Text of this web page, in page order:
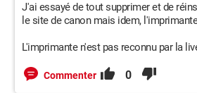
J'ai essayé de tout supprimer et de
le site de canon mais idem,
L'imprimante n'est pas reconnu par la
Commenter 0